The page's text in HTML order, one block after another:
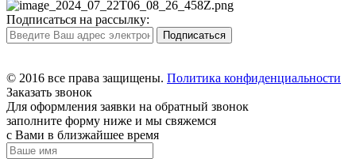
Подписаться на рассылку:
© 2016 все права защищены. Политика конфиденциальности
Заказать звонок
Для оформления заявки на обратный звонок
заполните форму ниже и мы свяжемся
с Вами в близжайшее время